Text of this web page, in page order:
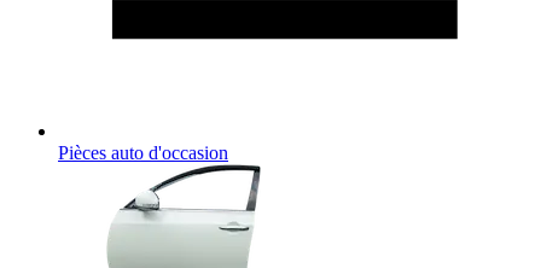
Pièces auto d'occasion